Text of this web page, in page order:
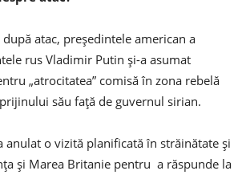
atac, președintele american a
rus Vladimir Putin și-a asumat
„atrocitatea” comisă în zona rebelă
său față de guvernul sirian.
anulat o vizită planificată în străinătate și
și Marea Britanie pentru a răspunde la